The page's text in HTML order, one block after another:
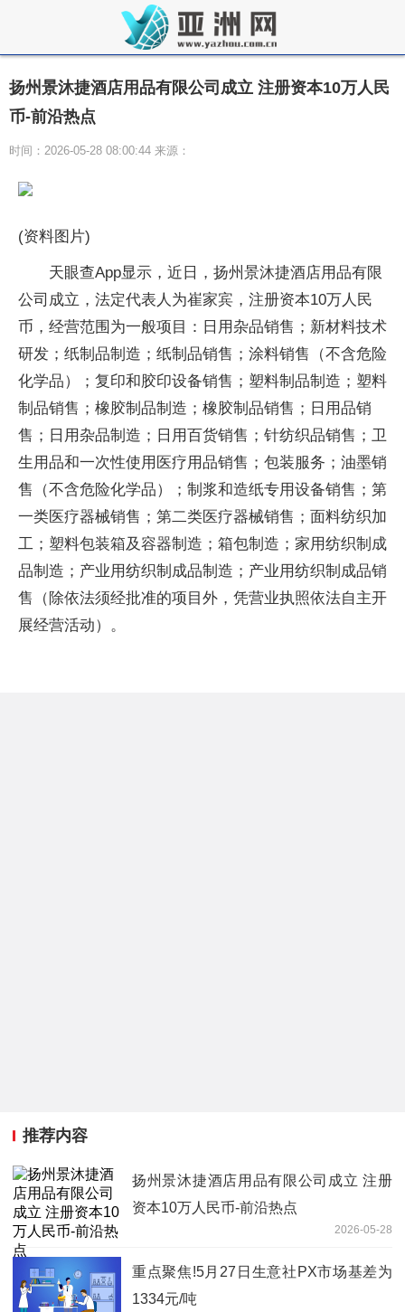
扬州景沐捷酒店用品有限公司成立 注册资本10万人民
币-前沿热点
时间：2026-05-28 08:00:44 来源：
(资料图片)
天眼查App显示，近日，扬州景沐捷酒店用品有限
公司成立，法定代表人为崔家宾，注册资本10万人民
币，经营范围为一般项目：日用杂品销售；新材料技术
研发；纸制品制造；纸制品销售；涂料销售（不含危险
化学品）；复印和胶印设备销售；塑料制品制造；塑料
制品销售；橡胶制品制造；橡胶制品销售；日用品销
售；日用杂品制造；日用百货销售；针纺织品销售；卫
生用品和一次性使用医疗用品销售；包装服务；油墨销
售（不含危险化学品）；制浆和造纸专用设备销售；第
一类医疗器械销售；第二类医疗器械销售；面料纺织加
工；塑料包装箱及容器制造；箱包制造；家用纺织制成
品制造；产业用纺织制成品制造；产业用纺织制成品销
售（除依法须经批准的项目外，凭营业执照依法自主开
展经营活动）。
推荐内容
扬州景沐捷酒店用品有限公司成立 注册
资本10万人民币-前沿热点
2026-05-28
重点聚焦!5月27日生意社PX市场基差为
1334元/吨